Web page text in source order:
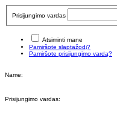
Prisijungimo vardas
Atsiminti mane
Pamiršote slaptažodį?
Pamiršote prisijungimo vardą?
Name:
Prisijungimo vardas: